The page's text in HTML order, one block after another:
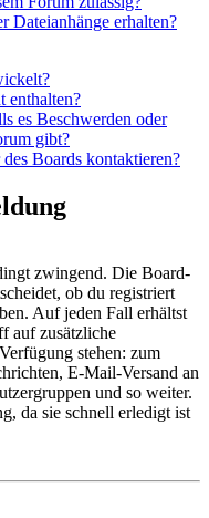
Dateianhänge erhalten?
enthalten?
es Beschwerden oder
gibt?
Boards kontaktieren?
zwingend. Die Board-
ob du registriert
Auf jeden Fall erhältst
auf zusätzliche
stehen: zum
E-Mail-Versand an
und so weiter.
da sie schnell erledigt ist